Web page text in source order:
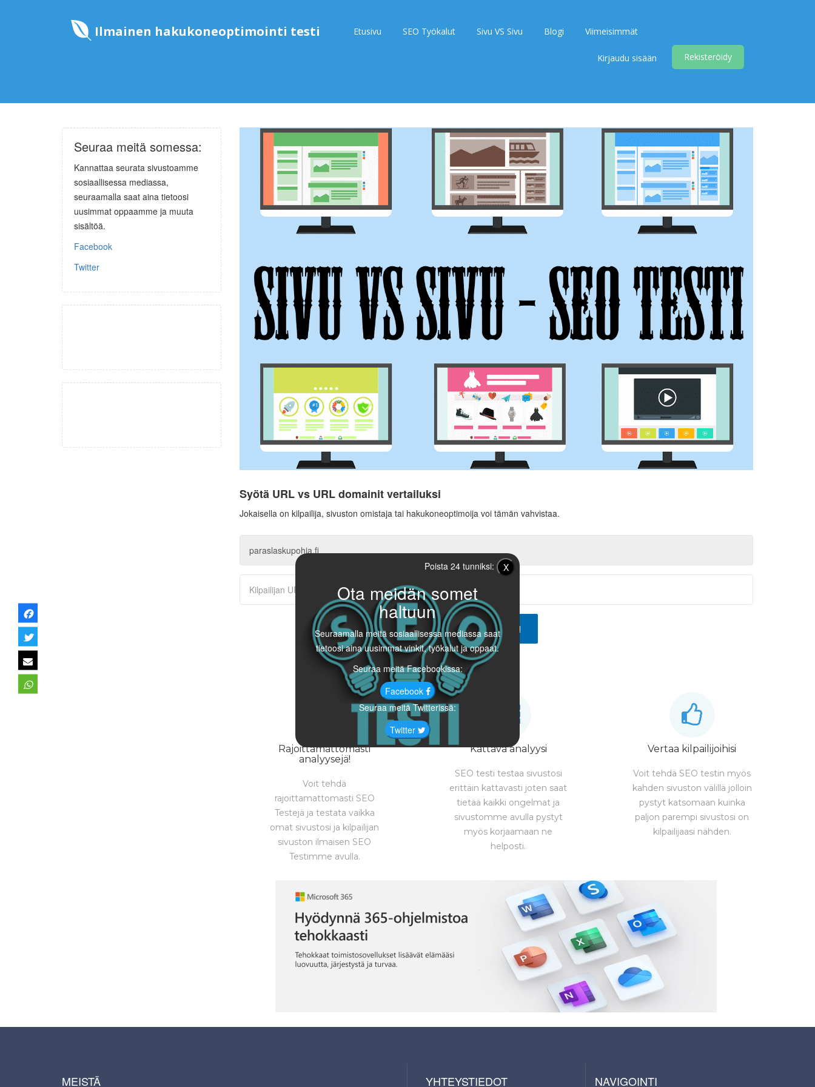
Ilmainen hakukoneoptimointi testi Etusivu SEO Työkalut Sivu VS Sivu Blogi Viimeisimmät
Kirjaudu sisään Rekisteröidy
Seuraa meitä somessa:
Kannattaa seurata sivustoamme
sosiaallisessa mediassa,
seuraamalla saat aina tietoosi
uusimmat oppaamme ja muuta
sisältöä.
Facebook
Twitter
Syötä URL vs URL domainit vertailuksi
Jokaisella on kilpailija, sivuston omistaja tai hakukoneoptimoija voi tämän vahvistaa.
ANALYSOI
Rajoittamattomasti
analyysejä!
Voit tehdä
rajoittamattomasti SEO
Testejä ja testata vaikka
omat sivustosi ja kilpailijan
sivuston ilmaisen SEO
Testimme avulla.
Kattava analyysi
SEO testi testaa sivustosi
erittäin kattavasti joten saat
tietää kaikki ongelmat ja
sivustomme avulla pystyt
myös korjaamaan ne
helposti.
Vertaa kilpailijoihisi
Voit tehdä SEO testin myös
kahden sivuston välillä jolloin
pystyt katsomaan kuinka
paljon parempi sivustosi on
kilpailijaasi nähden.
MEISTÄ YHTEYSTIEDOT NAVIGOINTI
Ota meidän somet
haltuun
Seuraamalla meitä sosiaallisessa mediassa saat
tietoosi aina uusimmat vinkit, työkalut ja oppaat.
Seuraa meitä Facebookissa:
Facebook
Seuraa meitä Twitterissä:
Twitter
Poista 24 tunniksi: X